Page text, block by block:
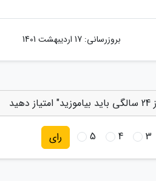
بروزرسانی: 17 اردیبهشت 1401
3
4
5 رای